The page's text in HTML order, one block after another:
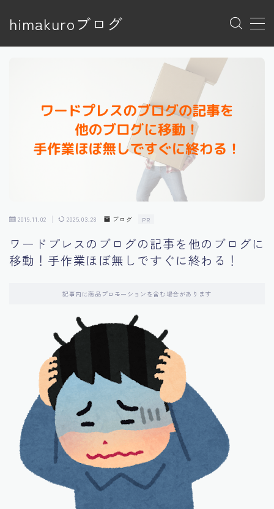
himakuroブログ
MENU
利用規約／特定商取引法に基づく表記
有料記事の決済完了ページ
特定商取引法に基づく表記
運営者情報
2019.11.02 2025.03.28 ブログ PR
ワードプレスのブログの記事を他のブログに
移動！手作業ほぼ無しですぐに終わる！
記事内に商品プロモーションを含む場合があります